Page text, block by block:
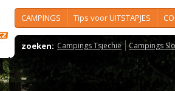
CAMPINGS Tips voor UITSTAPJES
zoeken: Campings Tsjechië Campings